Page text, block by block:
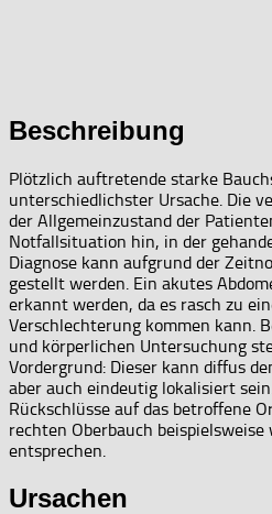
Beschreibung
Plötzlich auftretende starke
unterschiedlichster Ursache. Die
der Allgemeinzustand der
Notfallsituation hin, in der
Diagnose kann aufgrund der
gestellt werden. Ein akutes
erkannt werden, da es rasch zu
Verschlechterung kommen kann.
und körperlichen Untersuchung
Vordergrund: Dieser kann diffus
aber auch eindeutig lokalisiert
Rückschlüsse auf das betroffene
rechten Oberbauch beispielsweise
entsprechen.
Ursachen